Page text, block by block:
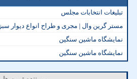
تبلیغات انتخابات مجلس
مستر گرین وال | مجری و طراح انواع دیوار سبز
نمایشگاه ماشین سنگین
نمایشگاه ماشین سنگین